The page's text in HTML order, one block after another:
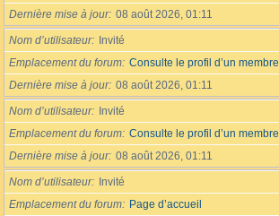
Dernière mise à jour 08 août 2026, 01:11
Nom d’utilisateur
Invité
Emplacement du forum Consulte le profil d’un membre
Dernière mise à jour 08 août 2026, 01:11
Nom d’utilisateur
Invité
Emplacement du forum Consulte le profil d’un membre
Dernière mise à jour 08 août 2026, 01:11
Nom d’utilisateur
Invité
Emplacement du forum
Page d’accueil